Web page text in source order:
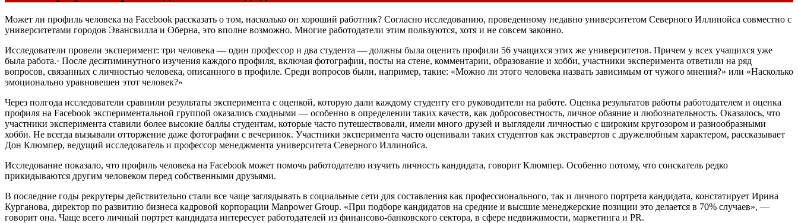
Может ли профиль человека на Facebook рассказать о том, насколько он хороший работник? Согласно исследованию, проведенному недавно университетом Северного Иллинойса совместно с
университетами городов Эвансвилла и Оберна, это вполне возможно. Многие работодатели этим пользуются, хотя и не совсем законно.
Исследователи провели эксперимент: три человека — один профессор и два студента — должны была оценить профили 56 учащихся этих же университетов. Причем у всех учащихся уже
была работа.· После десятиминутного изучения каждого профиля, включая фотографии, посты на стене, комментарии, образование и хобби, участники эксперимента ответили на ряд
вопросов, связанных с личностью человека, описанного в профиле. Среди вопросов были, например, такие: «Можно ли этого человека назвать зависимым от чужого мнения?» или «Насколько
эмоционально уравновешен этот человек?»
Через полгода исследователи сравнили результаты эксперимента с оценкой, которую дали каждому студенту его руководители на работе. Оценка результатов работы работодателем и оценка
профиля на Facebook экспериментальной группой оказались сходными — особенно в определении таких качеств, как добросовестность, личное обаяние и любознательность. Оказалось, что
участники эксперимента ставили более высокие баллы студентам, которые часто путешествовали, имели много друзей и выглядели личностью с широким кругозором и разнообразными
хобби. Не всегда вызывали отторжение даже фотографии с вечеринок. Участники эксперимента часто оценивали таких студентов как экстравертов с дружелюбным характером, рассказывает
Дон Клюмпер, ведущий исследователь и профессор менеджмента университета Северного Иллинойса.
Исследование показало, что профиль человека на Facebook может помочь работодателю изучить личность кандидата, говорит Клюмпер. Особенно потому, что соискатель редко
прикидываются другим человеком перед собственными друзьями.
В последние годы рекрутеры действительно стали все чаще заглядывать в социальные сети для составления как профессионального, так и личного портрета кандидата, констатирует Ирина
Курганова, директор по развитию бизнеса кадровой корпорации Manpower Group. «При подборе кандидатов на средние и высшие менеджерские позиции это делается в 70% случаев», —
говорит она. Чаще всего личный портрет кандидата интересует работодателей из финансово-банковского сектора, в сфере недвижимости, маркетинга и PR.